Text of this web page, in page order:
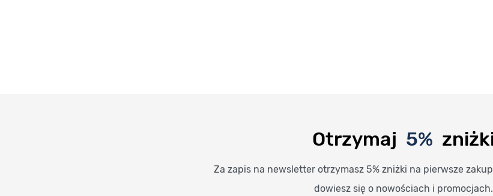
Otrzymaj 5%
Za zapis na newsletter otrzymasz 5% zniżki na pierwsze
dowiesz się o nowościach i promocjach.